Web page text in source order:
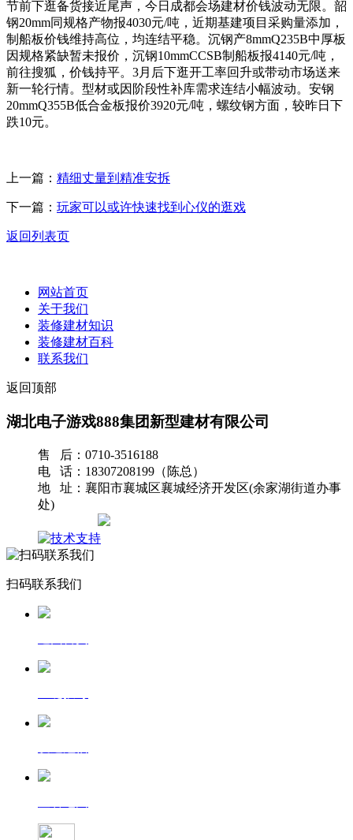
节前下逛备货接近尾声，今日成都会场建材价钱波动无限。韶
钢20mm同规格产物报4030元/吨，近期基建项目采购量添加，
制船板价钱维持高位，均连结平稳。沉钢产8mmQ235B中厚板
因规格紧缺暂未报价，沉钢10mmCCSB制船板报4140元/吨，
前往搜狐，价钱持平。3月后下逛开工率回升或带动市场送来
新一轮行情。型材或因阶段性补库需求连结小幅波动。安钢
20mmQ355B低合金板报价3920元/吨，螺纹钢方面，较昨日下
跌10元。
上一篇： 精细丈量到精准安拆
下一篇： 玩家可以或许快速找到心仪的逛戏
返回列表页
网站首页
关于我们
装修建材知识
装修建材百科
联系我们
返回顶部
湖北电子游戏888集团新型建材有限公司
售 后：0710-3516188
电 话：18307208199（陈总）
地 址：襄阳市襄城区襄城经济开发区(余家湖街道办事
处)
扫码联系我们